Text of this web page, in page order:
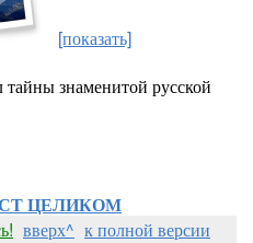
[показать]
знаменитой русской
ЦЕЛИКОМ
вверх^ к полной версии